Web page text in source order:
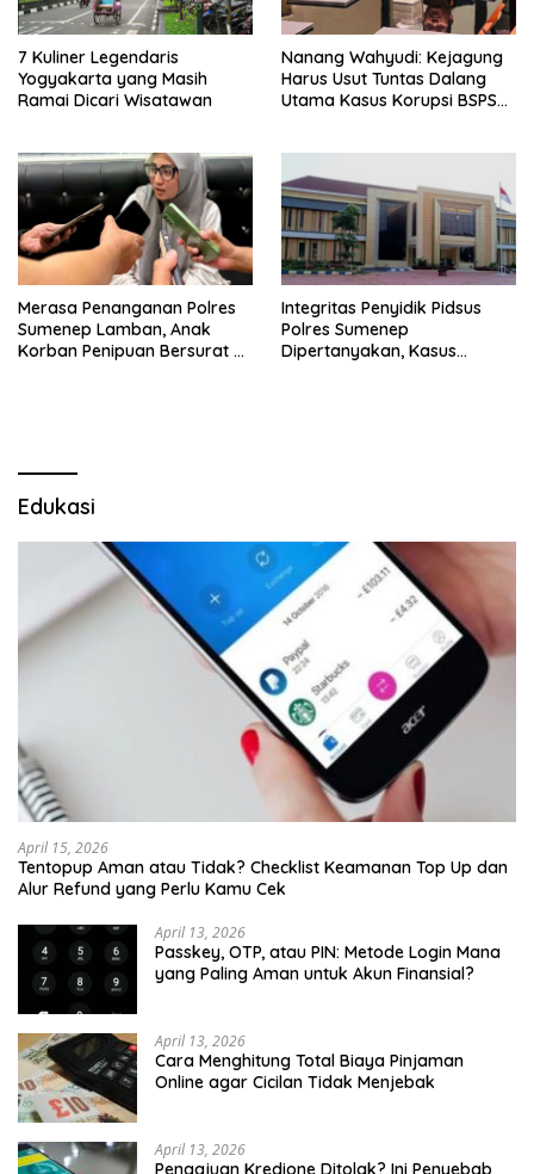
7 Kuliner Legendaris
Yogyakarta yang Masih
Ramai Dicari Wisatawan
Nanang Wahyudi: Kejagung
Harus Usut Tuntas Dalang
Utama Kasus Korupsi BSPS
Merasa Penanganan Polres
Sumenep Lamban, Anak
Korban Penipuan Bersurat ke
Integritas Penyidik Pidsus
Polres Sumenep
Dipertanyakan, Kasus
Edukasi
April 15, 2026
Tentopup Aman atau Tidak? Checklist Keamanan Top Up dan
Alur Refund yang Perlu Kamu Cek
April 13, 2026
Passkey, OTP, atau PIN: Metode Login Mana
yang Paling Aman untuk Akun Finansial?
April 13, 2026
Cara Menghitung Total Biaya Pinjaman
Online agar Cicilan Tidak Menjebak
April 13, 2026
Pengajuan Kredione Ditolak? Ini Penyebab